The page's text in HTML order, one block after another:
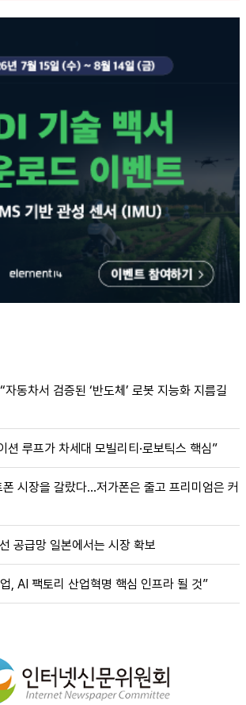
동차서 검증된 ‘반도체’ 로봇 지능화 지름길
션 루프가 차세대 모빌리티·로보틱스 핵심”
폰 시장을 갈랐다…저가폰은 줄고 프리미엄은 커
공급망 일본에서는 시장 확보
, AI 팩토리 산업혁명 핵심 인프라 될 것”